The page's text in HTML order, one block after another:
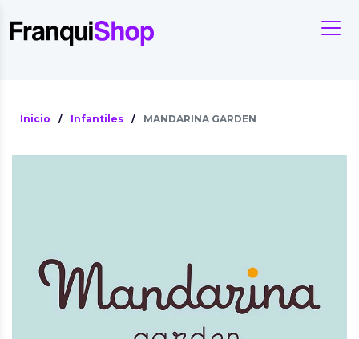
Inicio / Infantiles / MANDARINA GARDEN